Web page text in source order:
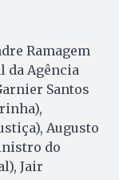
Ramagem
da Agência
Santos
Augusto
do
Jair